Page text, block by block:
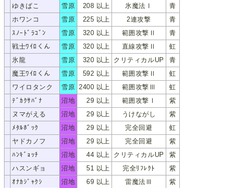
ゆきばこ 雪原 208 以上 氷魔法Ⅰ 青
ホワンコ 雪原 225 以上 2連攻撃 青
ｽﾉｰﾄﾞﾗｺﾞﾝ 雪原 320 以上 範囲攻撃Ⅱ 青
戦士ﾜｲﾛくん 雪原 320 以上 直線攻撃Ⅱ 虹
氷龍 雪原 320 以上 クリティカルUP 青
魔王ﾜｲﾛくん 雪原 592 以上 範囲攻撃Ⅱ 虹
ワイロタンク 雪原 2400 以上 範囲攻撃Ⅲ 虹
ﾃﾞｶｸｻﾊﾞﾅ 沼地 29 以上 範囲攻撃Ⅰ 紫
ヌマがえる 沼地 29 以上 うけながし 紫
ﾒﾀﾙﾎﾞｯｸ 沼地 29 以上 完全回避 虹
ヤドカノフ 沼地 29 以上 完全回避 紫
ﾊﾝｷﾞｮｯﾁ 沼地 44 以上 クリティカルUP 紫
ハスンギョ 沼地 51 以上 完全ﾘﾌﾚｸﾄ 紫
ｵﾅｶｼﾞｬｸｼ 沼地 69 以上 雷魔法Ⅲ 紫